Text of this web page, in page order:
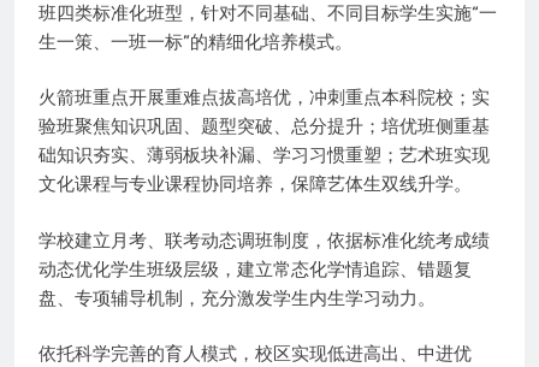
班四类标准化班型，针对不同基础、不同目标学生实施“一
生一策、一班一标”的精细化培养模式。
火箭班重点开展重难点拔高培优，冲刺重点本科院校；实
验班聚焦知识巩固、题型突破、总分提升；培优班侧重基
础知识夯实、薄弱板块补漏、学习习惯重塑；艺术班实现
文化课程与专业课程协同培养，保障艺体生双线升学。
学校建立月考、联考动态调班制度，依据标准化统考成绩
动态优化学生班级层级，建立常态化学情追踪、错题复
盘、专项辅导机制，充分激发学生内生学习动力。
依托科学完善的育人模式，校区实现低进高出、中进优